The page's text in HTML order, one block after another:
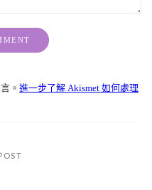
。 進一步了解 Akismet 如何處理